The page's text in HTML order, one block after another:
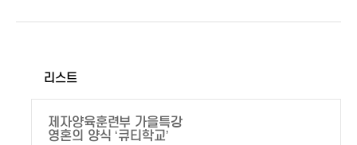
리스트
제자양육훈련부 가을특강
영혼의 양식 ‘큐티학교’